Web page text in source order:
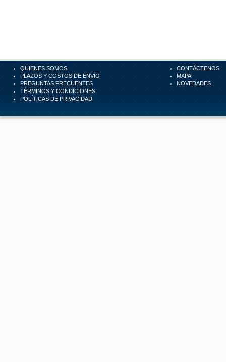
QUIENES SOMOS
PLAZOS Y COSTOS DE ENVÍO
PREGUNTAS FRECUENTES
TÉRMINOS Y CONDICIONES
POLÍTICAS DE PRIVACIDAD
CONTÁCTENOS
MAPA
NOVEDADES